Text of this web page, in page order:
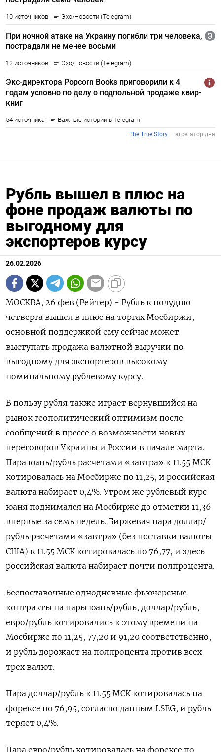
Рубль вышел в плюс на
фоне продаж валюты по
выгодному для
экспортеров курсу
26.02.2026
МОСКВА, 26 фев (Рейтер) - Рубль к полудню
четверга вышел в плюс на торгах Мосбиржи,
основной поддержкой ему сейчас может
выступать продажа валютной выручки по
выгодному для экспортеров высокому
номинальному рублевому курсу.
В пользу рубля также играет вернувшийся на
рынок геополитический оптимизм после
сообщений в прессе ‌о возможности новых
переговоров Украины и России в начале марта.
Пара юань/рубль расчетами «завтра» к 11.55 МСК
котировалась на Мосбирже по 11,25, и российская
валюта набирает 0,4%. Утром же рублевый курс
юаня поднимался на Мосбирже до отметки 11,36
впервые за семь недель. Биржевая пара доллар/
рубль ​расчетами «завтра» (без поставки валюты
США) к 11.55 МСК ​котировалась по 76,77, и здесь
российская валюта набирает ​почти полпроцента.
Беспоставочные ⁠однодневные фьючерсные
контракты на пары юань/рубль, доллар/рубль,
евро/рубль котировались к этому времени на
Мосбирже по ‌11,25, 77,20 и 91,20 соответственно,
и рубль дорожает на ‌полпроцента против всех
трех валют.
Пара доллар/рубль к 11.55 МСК котировалась на
форексе по 76,95, согласно данным LSEG, и рубль
теряет ​0,4%.
Пара евро/рубль котировалась на форексе по